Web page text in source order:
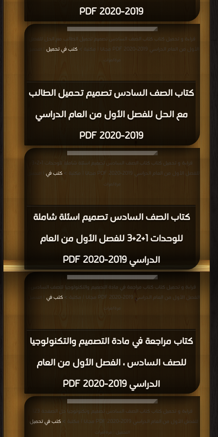
2019-2020 PDF
كتاب الصف السادس تصميم تحميل الطالب
مع الحل للفصل الأول من العام الدراسي
2019-2020 PDF
قراءة و تحميل كتاب كتاب الصف السادس تصميم تحميل الطالب مع الحل للفصل
الأول من العام الدراسي 2019-2020 PDF مجانا | مكتبة >
كتب في تحميل
| التحميل :
مرة/مرات
كتاب الصف السادس تصميم اسئلة شاملة
للوحدات 1+2+3 للفصل الأول من العام
الدراسي 2019-2020 PDF
للفصل الأول من العام الدراسي 2019-2020 PDF مجانا | مكتبة >
كتب في
مرة/مرات
كتاب مراجعة في مادة التصميم والتكنولوجيا
للصف السادس ، الفصل الأول من العام
الدراسي 2019-2020 PDF
قراءة و تحميل كتاب كتاب مراجعة في مادة التصميم والتكنولوجيا للصف السادس ،
الفصل الأول من العام الدراسي 2019-2020 PDF مجانا | مكتبة >
كتب في
| التحميل :
مرة/مرات
قراءة و تحميل كتاب كتاب الصف السادس تصميم وتكنولوجيا حل الصفحة 123
للفصل الأول من العام الدراسي 2019-2020 PDF مجانا | مكتبة >
كتب في تحميل
التحميل : مرة/مرات